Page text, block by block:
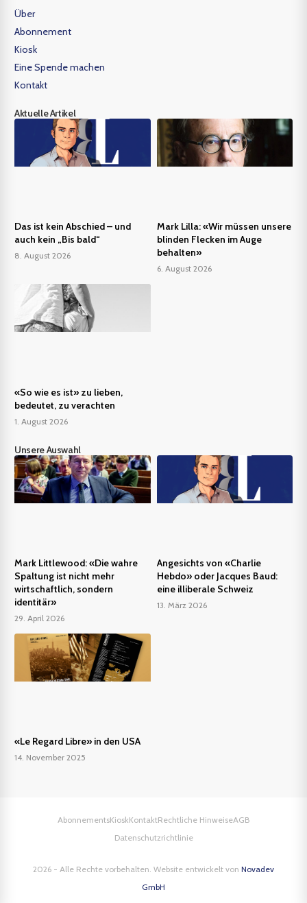
Über
Abonnement
Kiosk
Eine Spende machen
Kontakt
Aktuelle Artikel
Das ist kein Abschied – und
auch kein „Bis bald“
8. August 2026
Mark Lilla: «Wir müssen unsere
blinden Flecken im Auge
behalten»
6. August 2026
«So wie es ist» zu lieben,
bedeutet, zu verachten
1. August 2026
Unsere Auswahl
Mark Littlewood: «Die wahre
Spaltung ist nicht mehr
wirtschaftlich, sondern
identitär»
29. April 2026
Angesichts von «Charlie
Hebdo» oder Jacques Baud:
eine illiberale Schweiz
13. März 2026
«Le Regard Libre» in den USA
14. November 2025
2026 - Alle Rechte vorbehalten. Website entwickelt von Novadev
GmbH
AbonnementsKioskKontaktRechtliche HinweiseAGB
Datenschutzrichtlinie